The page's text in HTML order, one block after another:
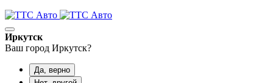
Иркутск
Ваш город Иркутск?
Да, верно